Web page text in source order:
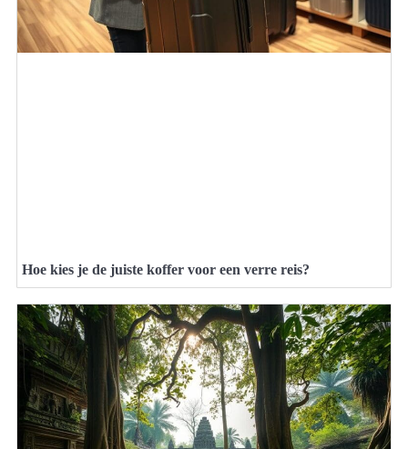
Hoe kies je de juiste koffer voor een verre reis?